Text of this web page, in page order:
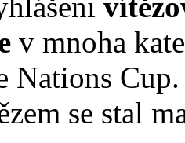
v mnoha
Nations
se stal